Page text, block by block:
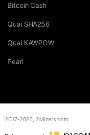
Bitcoin Cash
Quai SHA256
Quai KAWPOW
Pearl
2017-2026, 2Miners.com